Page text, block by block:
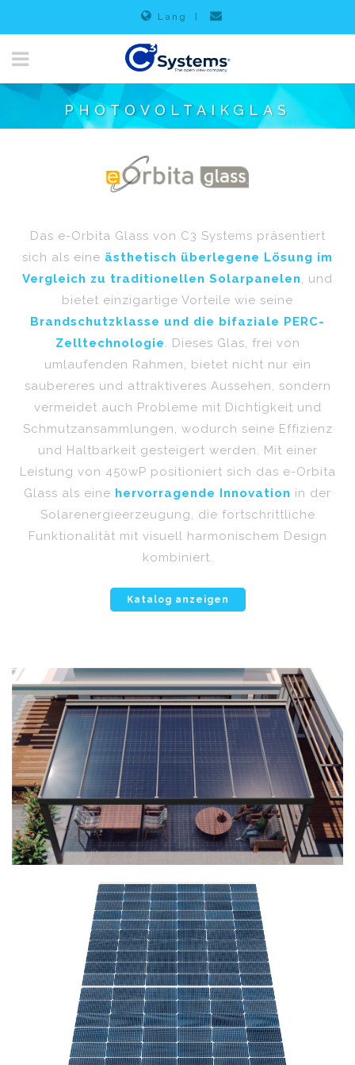
Lang
PHOTOVOLTAIKGLAS
Das e-Orbita Glass von C3 Systems präsentiert
sich als eine ästhetisch überlegene Lösung im
Vergleich zu traditionellen Solarpanelen, und
bietet einzigartige Vorteile wie seine
Brandschutzklasse und die bifaziale PERC-
Zelltechnologie. Dieses Glas, frei von
umlaufenden Rahmen, bietet nicht nur ein
saubereres und attraktiveres Aussehen, sondern
vermeidet auch Probleme mit Dichtigkeit und
Schmutzansammlungen, wodurch seine Effizienz
und Haltbarkeit gesteigert werden. Mit einer
Leistung von 450wP positioniert sich das e-Orbita
Glass als eine hervorragende Innovation in der
Solarenergieerzeugung, die fortschrittliche
Funktionalität mit visuell harmonischem Design
kombiniert.
Katalog anzeigen